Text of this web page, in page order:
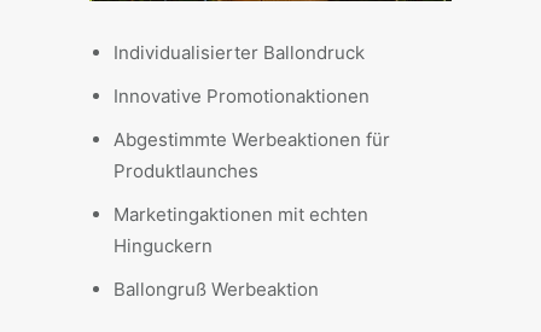
Individualisierter Ballondruck
Innovative Promotionaktionen
Abgestimmte Werbeaktionen für
Produktlaunches
Marketingaktionen mit echten
Hinguckern
Ballongruß Werbeaktion